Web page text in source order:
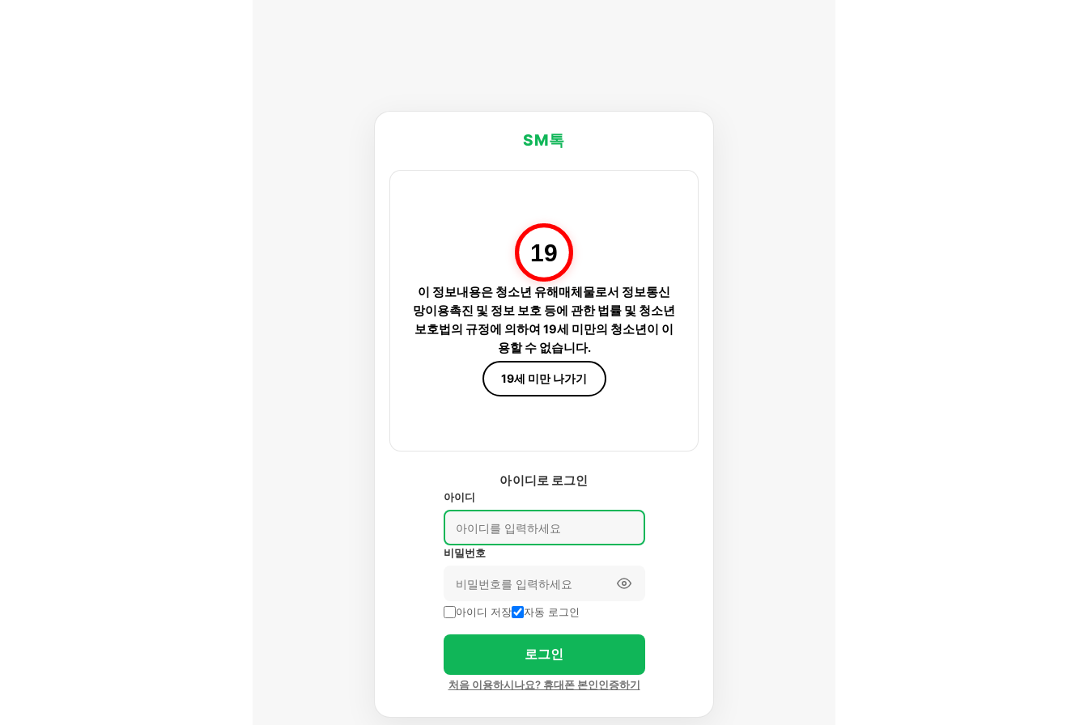
SM톡
19
이 정보내용은 청소년 유해매체물로서 정보통신
망이용촉진 및 정보 보호 등에 관한 법률 및 청소년
보호법의 규정에 의하여 19세 미만의 청소년이 이
용할 수 없습니다.
19세 미만 나가기
아이디로 로그인
아이디
비밀번호
아이디 저장 자동 로그인
로그인
처음 이용하시나요? 휴대폰 본인인증하기